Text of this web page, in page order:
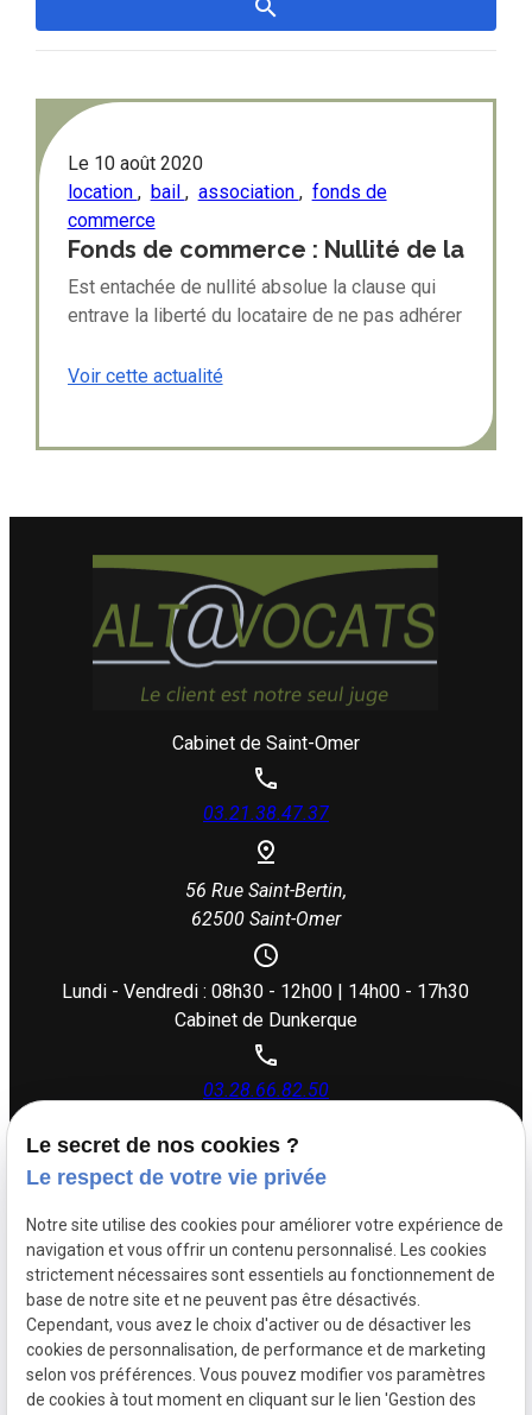
Le 10 août 2020
location , bail , association , fonds de
commerce
Fonds de commerce : Nullité de la
clause d’adhésion obligatoire à
une association de commerçants
Est entachée de nullité absolue la clause qui
entrave la liberté du locataire de ne pas adhérer
temps.
Voir cette actualité
Cabinet de Saint-Omer
03.21.38.47.37
56 Rue Saint-Bertin,
62500 Saint-Omer
Lundi - Vendredi : 08h30 - 12h00 | 14h00 - 17h30
Cabinet de Dunkerque
03.28.66.82.50
26 rue Dupouy,
59140 Dunkerque
Lundi - Vendredi : 08h30 - 12h00 | 14h00 - 17h30
Mentions légales
Siret :88505383500017
Le secret de nos cookies ?
Le respect de votre vie privée
Notre site utilise des cookies pour améliorer votre expérience de
navigation et vous offrir un contenu personnalisé. Les cookies
strictement nécessaires sont essentiels au fonctionnement de
base de notre site et ne peuvent pas être désactivés.
Cependant, vous avez le choix d'activer ou de désactiver les
cookies de personnalisation, de performance et de marketing
selon vos préférences. Vous pouvez modifier vos paramètres
de cookies à tout moment en cliquant sur le lien 'Gestion des